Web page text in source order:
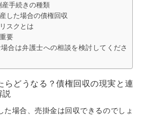
産手続きの種類
した場合の債権回収
スクとは
要
合は弁護士への相談を検討してくださ
らどうなる？債権回収の現実と連
説
た場合、売掛金は回収できるのでしょ